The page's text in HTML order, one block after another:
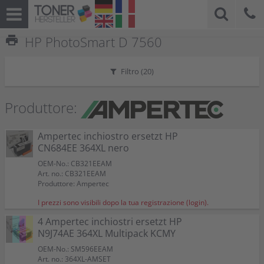
print HP PhotoSmart D 7560
Filtro (20)
Produttore:
Ampertec inchiostro ersetzt HP
CN684EE 364XL nero
OEM-No.: CB321EEAM
Art. no.: CB321EEAM
Produttore: Ampertec
I prezzi sono visibili dopo la tua registrazione (login).
4 Ampertec inchiostri ersetzt HP
N9J74AE 364XL Multipack KCMY
OEM-No.: SM596EEAM
Art. no.: 364XL-AMSET